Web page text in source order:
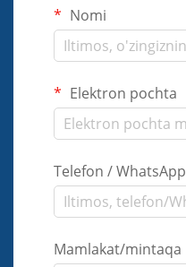
Nomi
Elektron pochta
Telefon / WhatsApp
Mamlakat/mintaqa